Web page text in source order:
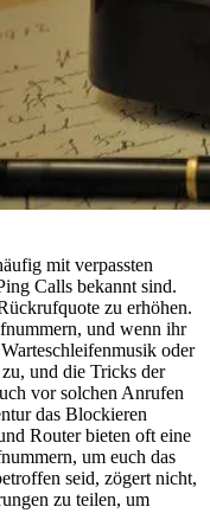
mit verpassten
Calls bekannt sind.
zu erhöhen.
und wenn ihr
oder
und die Tricks der
vor solchen Anrufen
das Blockieren
Router bieten oft eine
um euch das
seid, zögert nicht,
zu teilen, um